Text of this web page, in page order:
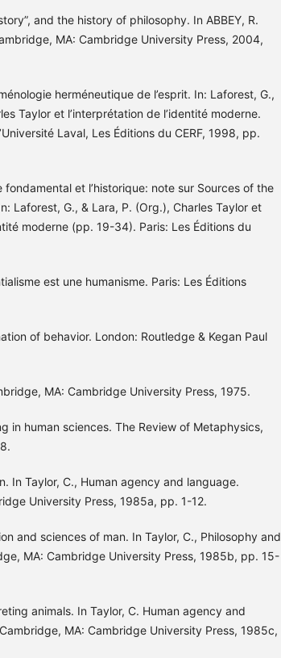
and the history of philosophy. In ABBEY, R.
MA: Cambridge University Press, 2004,
herméneutique de l’esprit. In: Laforest, G.,
Taylor et l’interprétation de l’identité moderne.
Laval, Les Éditions du CERF, 1998, pp.
fondamental et l’historique: note sur Sources of the
Laforest, G., & Lara, P. (Org.), Charles Taylor et
moderne (pp. 19-34). Paris: Les Éditions du
est une humanisme. Paris: Les Éditions
of behavior. London: Routledge & Kegan Paul
MA: Cambridge University Press, 1975.
in human sciences. The Review of Metaphysics,
In Taylor, C., Human agency and language.
University Press, 1985a, pp. 1-12.
and sciences of man. In Taylor, C., Philosophy and
MA: Cambridge University Press, 1985b, pp. 15-
animals. In Taylor, C. Human agency and
MA: Cambridge University Press, 1985c,